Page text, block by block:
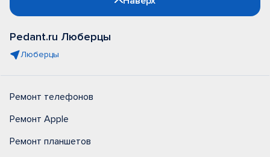
Pedant.ru Люберцы
Люберцы
Ремонт телефонов
Ремонт Apple
Ремонт планшетов